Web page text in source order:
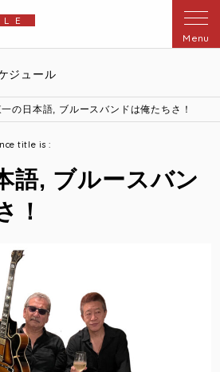
Menu
ジュール
一の日本語, ブルースバンドは俺たちさ！
title is :
語, ブルースバン
！